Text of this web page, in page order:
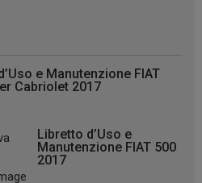
e Manutenzione FIAT
Cabriolet 2017
Libretto d’Uso e
Manutenzione FIAT 500
2017